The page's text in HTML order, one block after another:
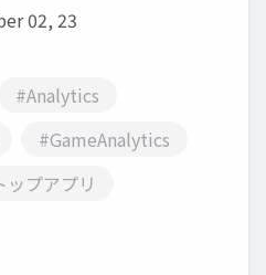
02, 23
#Analytics
#GameAnalytics
プアプリ